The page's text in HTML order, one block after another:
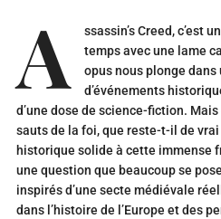
A
ssassin’s Creed, c’est
temps avec une lame
opus nous plonge dans
d’événements
d’une dose de science-fiction.
sauts de la foi, que reste-t-il de
historique solide à cette immense
une question que beaucoup se
inspirés d’une secte médiévale
dans l’histoire de l’Europe et des